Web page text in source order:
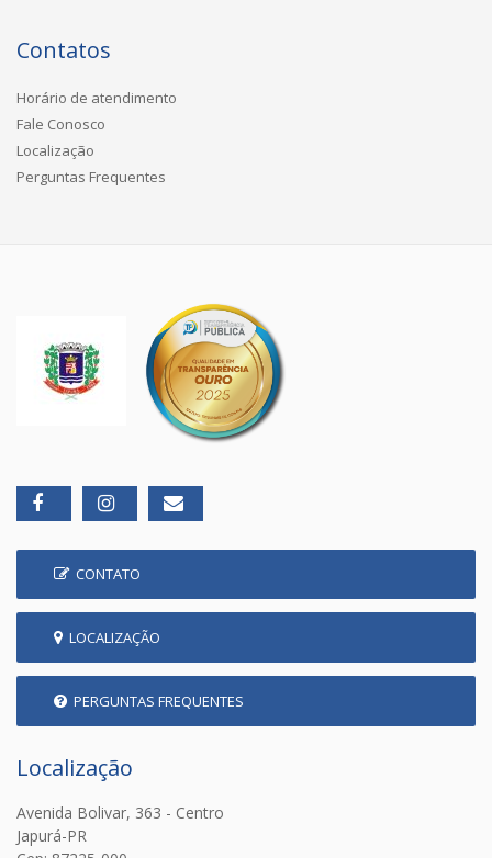
Contatos
Horário de atendimento
Fale Conosco
Localização
Perguntas Frequentes
CONTATO
LOCALIZAÇÃO
PERGUNTAS FREQUENTES
Localização
Avenida Bolivar, 363 - Centro
Japurá-PR